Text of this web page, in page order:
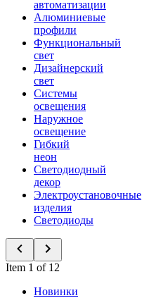
автоматизации
Алюминиевые
профили
Функциональный
свет
Дизайнерский
свет
Системы
освещения
Наружное
освещение
Гибкий
неон
Светодиодный
декор
Электроустановочные
изделия
Светодиоды
Item 1 of 12
Новинки